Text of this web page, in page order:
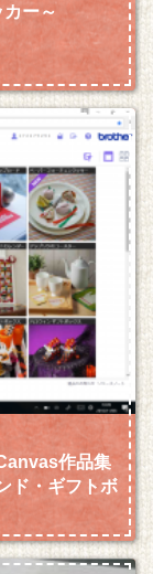
ー～
作品集
ド・ギフトボ